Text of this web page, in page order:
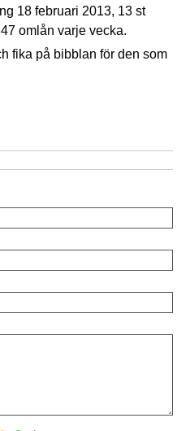
18 februari 2013, 13 st
omlån varje vecka.
fika på bibblan för den som